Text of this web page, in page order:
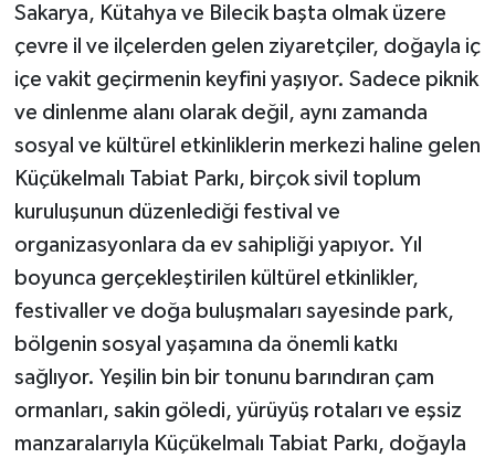
Sakarya, Kütahya ve Bilecik başta olmak üzere
çevre il ve ilçelerden gelen ziyaretçiler, doğayla iç
içe vakit geçirmenin keyfini yaşıyor. Sadece piknik
ve dinlenme alanı olarak değil, aynı zamanda
sosyal ve kültürel etkinliklerin merkezi haline gelen
Küçükelmalı Tabiat Parkı, birçok sivil toplum
kuruluşunun düzenlediği festival ve
organizasyonlara da ev sahipliği yapıyor. Yıl
boyunca gerçekleştirilen kültürel etkinlikler,
festivaller ve doğa buluşmaları sayesinde park,
bölgenin sosyal yaşamına da önemli katkı
sağlıyor. Yeşilin bin bir tonunu barındıran çam
ormanları, sakin göledi, yürüyüş rotaları ve eşsiz
manzaralarıyla Küçükelmalı Tabiat Parkı, doğayla
ÜLKE GÜNDEMİ
YAŞAM
YEREL
Yerel Haberler